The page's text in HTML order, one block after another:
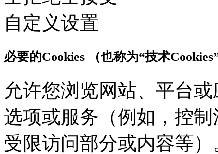
自定义设置
必要的Cookies （也称为“技术
允许您浏览网站、平台
选项或服务（例如，控制
受限访问部分或内容等